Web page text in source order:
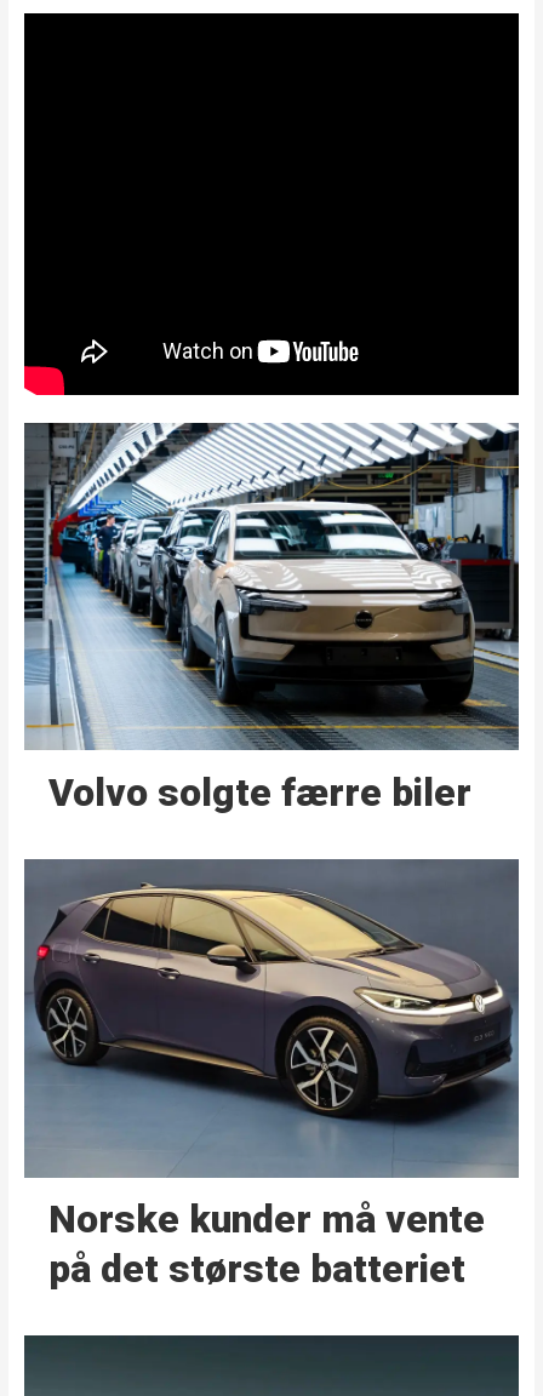
Volvo solgte færre biler
Norske kunder må vente
på det største batteriet